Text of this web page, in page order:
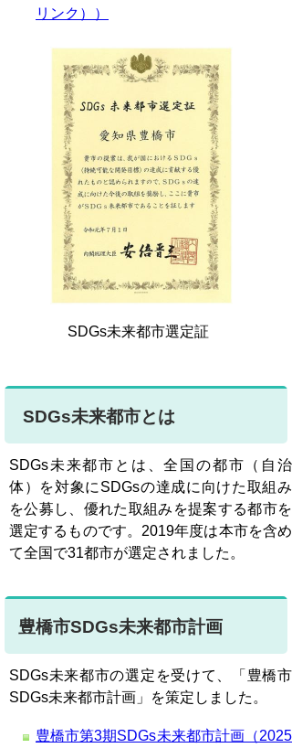
リンク））
SDGs未来都市選定証
SDGs未来都市とは
SDGs未来都市とは、全国の都市（自治
体）を対象にSDGsの達成に向けた取組み
を公募し、優れた取組みを提案する都市を
選定するものです。2019年度は本市を含め
て全国で31都市が選定されました。
豊橋市SDGs未来都市計画
SDGs未来都市の選定を受けて、「豊橋市
SDGs未来都市計画」を策定しました。
豊橋市第3期SDGs未来都市計画（2025